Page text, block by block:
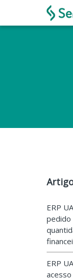
ERP
pedido
ERP
acesso